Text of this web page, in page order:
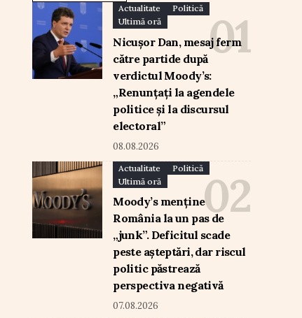
Actualitate
Politică
Ultimă oră
Nicușor Dan, mesaj ferm
către partide după
verdictul Moody’s:
„Renunțați la agendele
politice și la discursul
electoral”
08.08.2026
Actualitate
Politică
Ultimă oră
Moody’s menține
România la un pas de
„junk”. Deficitul scade
peste așteptări, dar riscul
politic păstrează
perspectiva negativă
07.08.2026